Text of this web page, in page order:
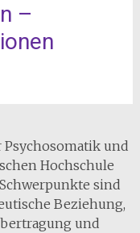
–
und
Hochschule
sind
Beziehung,
und